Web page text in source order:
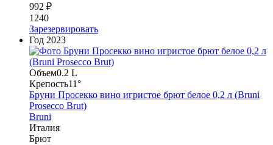
992 ₽
1240
Зарезервировать
Год 2023
Объем0.2 L
Крепость11°
Бруни Просекко вино игристое брют белое 0,2 л (Bruni
Prosecco Brut)
Bruni
Италия
Брют